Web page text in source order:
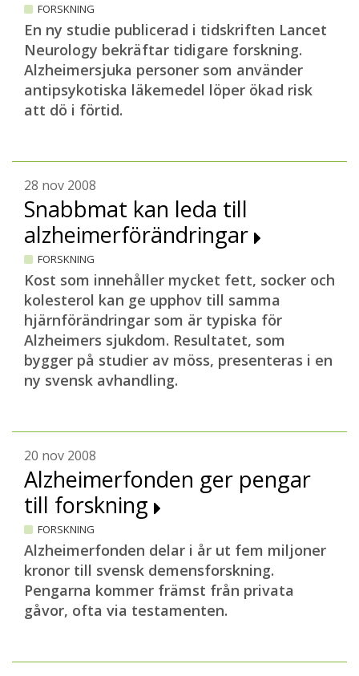
FORSKNING
En ny studie publicerad i tidskriften Lancet
Neurology bekräftar tidigare forskning.
Alzheimersjuka personer som använder
antipsykotiska läkemedel löper ökad risk
att dö i förtid.
28 nov 2008
Snabbmat kan leda till
alzheimerförändringar
FORSKNING
Kost som innehåller mycket fett, socker och
kolesterol kan ge upphov till samma
hjärnförändringar som är typiska för
Alzheimers sjukdom. Resultatet, som
bygger på studier av möss, presenteras i en
ny svensk avhandling.
20 nov 2008
Alzheimerfonden ger pengar
till forskning
FORSKNING
Alzheimerfonden delar i år ut fem miljoner
kronor till svensk demensforskning.
Pengarna kommer främst från privata
gåvor, ofta via testamenten.